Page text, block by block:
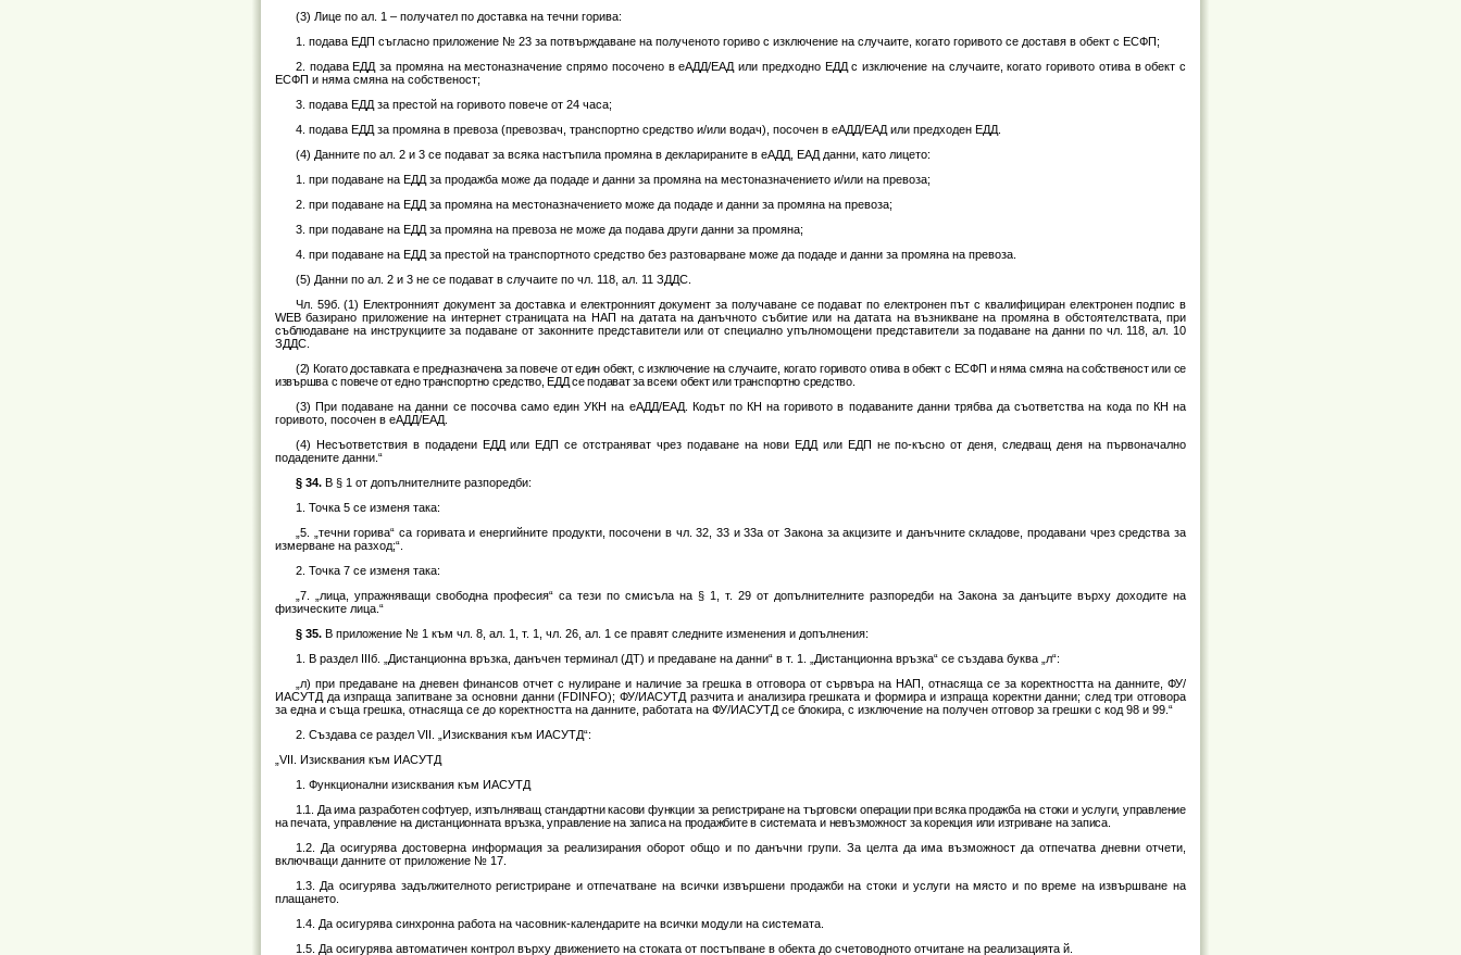
(3) Лице по ал. 1 – получател по доставка на течни горива:
1. подава ЕДП съгласно приложение № 23 за потвърждаване на полученото гориво с изключение на случаите, когато горивото се доставя в обект с ЕСФП;
2. подава ЕДД за промяна на местоназначение спрямо посочено в еАДД/EАД или предходно ЕДД с изключение на случаите, когато горивото отива в обект с
ЕСФП и няма смяна на собственост;
3. подава ЕДД за престой на горивото повече от 24 часа;
4. подава ЕДД за промяна в превоза (превозвач, транспортно средство и/или водач), посочен в еАДД/ЕАД или предходен ЕДД.
(4) Данните по ал. 2 и 3 се подават за всяка настъпила промяна в декларираните в еАДД, ЕАД данни, като лицето:
1. при подаване на ЕДД за продажба може да подаде и данни за промяна на местоназначението и/или на превоза;
2. при подаване на ЕДД за промяна на местоназначението може да подаде и данни за промяна на превоза;
3. при подаване на ЕДД за промяна на превоза не може да подава други данни за промяна;
4. при подаване на ЕДД за престой на транспортното средство без разтоварване може да подаде и данни за промяна на превоза.
(5) Данни по ал. 2 и 3 не се подават в случаите по чл. 118, ал. 11 ЗДДС.
Чл. 59б. (1) Електронният документ за доставка и електронният документ за получаване се подават по електронен път с квалифициран електронен подпис в
WEB базирано приложение на интернет страницата на НАП на датата на данъчното събитие или на датата на възникване на промяна в обстоятелствата, при
съблюдаване на инструкциите за подаване от законните представители или от специално упълномощени представители за подаване на данни по чл. 118, ал. 10
ЗДДС.
(2) Когато доставката е предназначена за повече от един обект, с изключение на случаите, когато горивото отива в обект с ЕСФП и няма смяна на собственост или се
извършва с повече от едно транспортно средство, ЕДД се подават за всеки обект или транспортно средство.
(3) При подаване на данни се посочва само един УКН на еАДД/ЕАД. Кодът по КН на горивото в подаваните данни трябва да съответства на кода по КН на
горивото, посочен в еАДД/ЕАД.
(4) Несъответствия в подадени ЕДД или ЕДП се отстраняват чрез подаване на нови ЕДД или ЕДП не по-късно от деня, следващ деня на първоначално
подадените данни.“
§ 34.В § 1 от допълнителните разпоредби:
1. Точка 5 се изменя така:
„5. „течни горива“ са горивата и енергийните продукти, посочени в чл. 32, 33 и 33а от Закона за акцизите и данъчните складове, продавани чрез средства за
измерване на разход;“.
2. Точка 7 се изменя така:
„7. „лица, упражняващи свободна професия“ са тези по смисъла на § 1, т. 29 от допълнителните разпоредби на Закона за данъците върху доходите на
физическите лица.“
§ 35. В приложение № 1 към чл. 8, ал. 1, т. 1, чл. 26, ал. 1 се правят следните изменения и допълнения:
1. В раздел ІІІб. „Дистанционна връзка, данъчен терминал (ДТ) и предаване на данни“ в т. 1. „Дистанционна връзка“ се създава буква „л“:
„л) при предаване на дневен финансов отчет с нулиране и наличие за грешка в отговора от сървъра на НАП, отнасяща се за коректността на данните, ФУ/
ИАСУТД да изпраща запитване за основни данни (FDINFO); ФУ/ИАСУТД разчита и анализира грешката и формира и изпраща коректни данни; след три отговора
за една и съща грешка, отнасяща се до коректността на данните, работата на ФУ/ИАСУТД се блокира, с изключение на получен отговор за грешки с код 98 и 99.“
2. Създава се раздел VІІ. „Изисквания към ИАСУТД“:
„VII. Изисквания към ИАСУТД
1. Функционални изисквания към ИАСУТД
1.1. Да има разработен софтуер, изпълняващ стандартни касови функции за регистриране на търговски операции при всяка продажба на стоки и услуги, управление
на печата, управление на дистанционната връзка, управление на записа на продажбите в системата и невъзможност за корекция или изтриване на записа.
1.2. Да осигурява достоверна информация за реализирания оборот общо и по данъчни групи. За целта да има възможност да отпечатва дневни отчети,
включващи данните от приложение № 17.
1.3. Да осигурява задължителното регистриране и отпечатване на всички извършени продажби на стоки и услуги на място и по време на извършване на
плащането.
1.4. Да осигурява синхронна работа на часовник-календарите на всички модули на системата.
1.5. Да осигурява автоматичен контрол върху движението на стоката от постъпване в обекта до счетоводното отчитане на реализацията й.